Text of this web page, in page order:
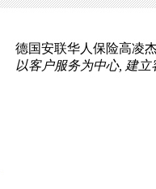
德国安联华人保险高凌
以客户服务为中心, 建立